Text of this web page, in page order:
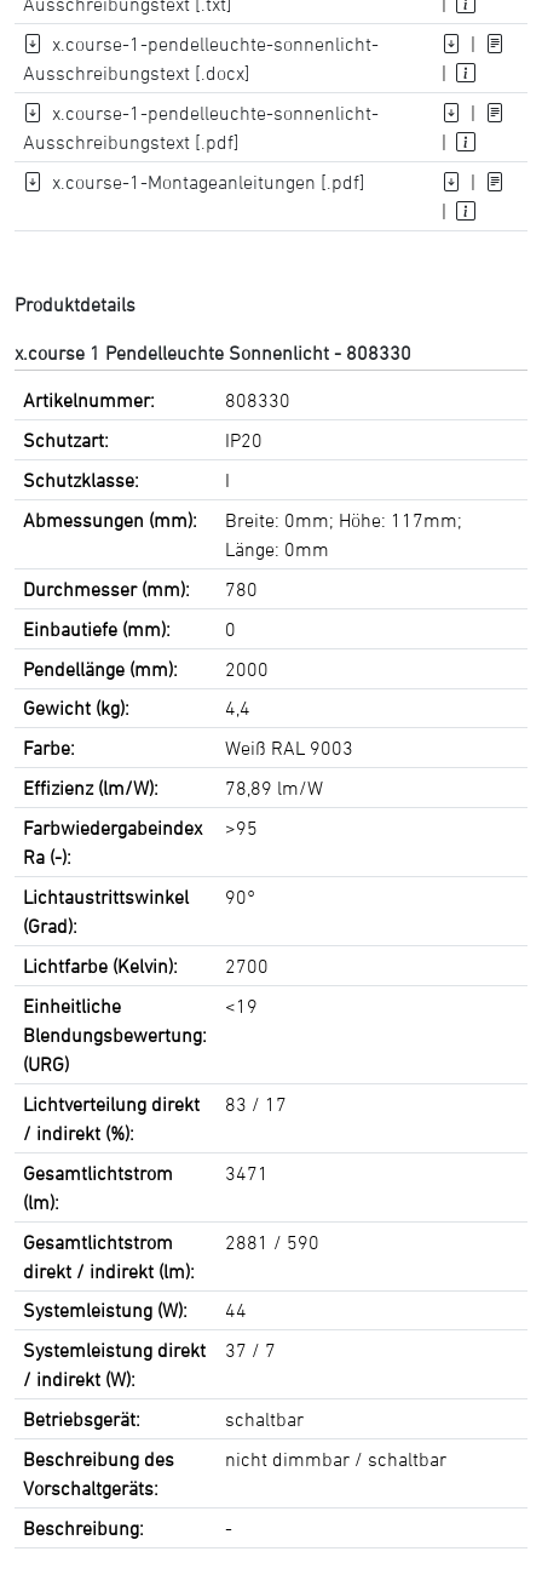
x.course-1-pendelleuchte-sonnenlicht-
Ausschreibungstext [.docx]
|
|
x.course-1-pendelleuchte-sonnenlicht-
Ausschreibungstext [.pdf]
|
|
x.course-1-Montageanleitungen [.pdf]
|
|
Produktdetails
x.course 1 Pendelleuchte Sonnenlicht - 808330
Artikelnummer:
808330
Schutzart:
IP20
Schutzklasse:
I
Abmessungen (mm):
Breite: 0mm; Höhe: 117mm;
Länge: 0mm
Durchmesser (mm):
780
Einbautiefe (mm):
0
Pendellänge (mm):
2000
Gewicht (kg):
4,4
Farbe:
Weiß RAL 9003
Effizienz (lm/W):
78,89 lm/W
Farbwiedergabeindex
Ra (-):
>95
Lichtaustrittswinkel
(Grad):
90°
Lichtfarbe (Kelvin):
2700
Einheitliche
Blendungsbewertung:
(URG)
<19
Lichtverteilung direkt
/ indirekt (%):
83 / 17
Gesamtlichtstrom
(lm):
3471
Gesamtlichtstrom
direkt / indirekt (lm):
2881 / 590
Systemleistung (W):
44
Systemleistung direkt
/ indirekt (W):
37 / 7
Betriebsgerät:
schaltbar
Beschreibung des
Vorschaltgeräts:
nicht dimmbar / schaltbar
Beschreibung: -